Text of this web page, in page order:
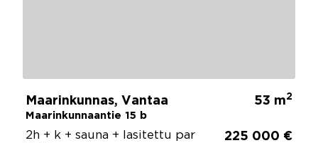
Maarinkunnas, Vantaa
Maarinkunnaantie 15 b
53 m2
2h + k + sauna + lasitettu par
225 000 €